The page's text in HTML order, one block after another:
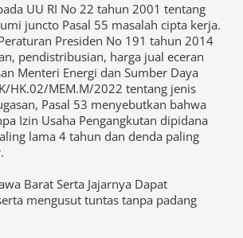
UU RI No 22 tahun 2001 tentang
juncto Pasal 55 masalah cipta kerja.
Presiden No 191 tahun 2014
pendistribusian, harga jual eceran
Menteri Energi dan Sumber Daya
HK.02/MEM.M/2022 tentang jenis
Pasal 53 menyebutkan bahwa
Izin Usaha Pengangkutan dipidana
lama 4 tahun dan denda paling
Barat Serta Jajarnya Dapat
mengusut tuntas tanpa padang